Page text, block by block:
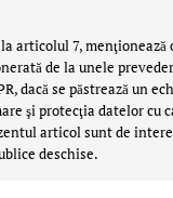
articolul 7,
de la unele
dacă se păstrează un
şi protecţia datelor cu
articol sunt de
deschise.